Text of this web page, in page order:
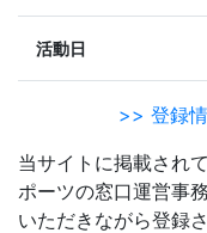
活動日
>> 登録
当サイトに掲載され
ポーツの窓口運営事
いただきながら登録